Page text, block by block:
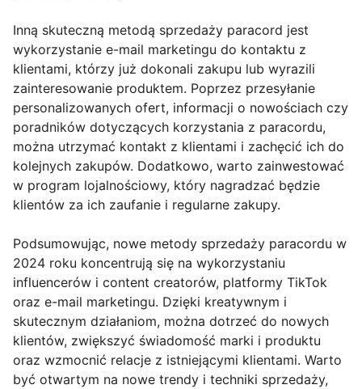
Inną skuteczną metodą sprzedaży paracord jest
wykorzystanie e-mail marketingu do kontaktu z
klientami, którzy już dokonali zakupu lub wyrazili
zainteresowanie produktem. Poprzez przesyłanie
personalizowanych ofert, informacji o nowościach czy
poradników dotyczących korzystania z paracordu,
można utrzymać kontakt z klientami i zachęcić ich do
kolejnych zakupów. Dodatkowo, warto zainwestować
w program lojalnościowy, który nagradzać będzie
klientów za ich zaufanie i regularne zakupy.
Podsumowując, nowe metody sprzedaży paracordu w
2024 roku koncentrują się na wykorzystaniu
influencerów i content creatorów, platformy TikTok
oraz e-mail marketingu. Dzięki kreatywnym i
skutecznym działaniom, można dotrzeć do nowych
klientów, zwiększyć świadomość marki i produktu
oraz wzmocnić relacje z istniejącymi klientami. Warto
być otwartym na nowe trendy i techniki sprzedaży,